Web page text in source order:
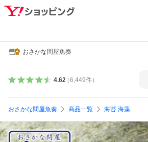
おさかな問屋魚奏
4.62（6,449件）
おさかな問屋魚奏 商品一覧 海苔 海藻